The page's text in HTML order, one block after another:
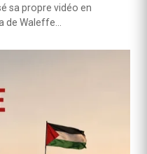
sa propre vidéo en
de Waleffe…